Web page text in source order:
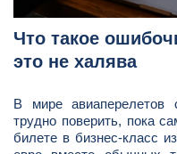
Что такое
это не халява
В мире авиаперелетов
трудно поверить, пока
билете в бизнес-класс